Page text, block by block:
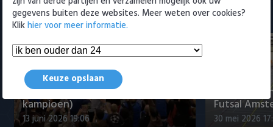
Samenvattingen Eredivisie
Tigers Roermond - Futsal
Amsterdam 3-0 (Roermond
kampioen)
13 juni 2026 19:06
Futsal
30 mei 2026
gegevens buiten deze websites. Meer weten over cookies?
Klikhier voor meer informatie.
Keuze opslaan